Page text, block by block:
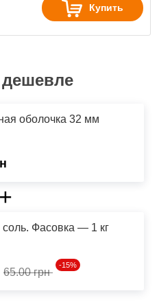
Купить
оболочка 32 мм
+
соль. Фасовка — 1 кг
65.00 грн
-15%